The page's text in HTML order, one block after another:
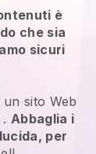
è
che sia
sicuri
sito Web
. Abbaglia i
per